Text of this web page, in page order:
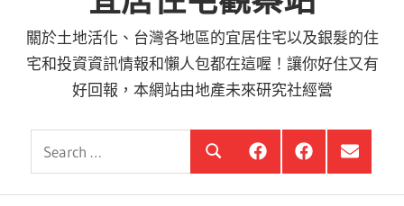
關於土地活化、台灣各地區的宜居住宅以及銀髮的住
宅和投資資訊情報和懶人包都在這喔！讓你好住又有
好回報，本網站由地產未來研究社經營
Search
銀
髮
住
宅
投
資
銀
髮,
選
單
項
目